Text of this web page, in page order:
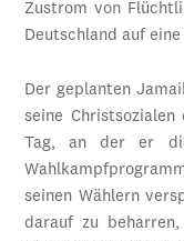
Zustrom von
Deutschland auf
Der geplanten
seine
Tag, an der er
seinen Wählern
darauf zu